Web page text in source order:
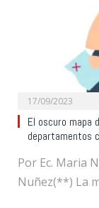
17/09/2023
El oscuro mapa
departamentos
Por Ec. Maria
Nuñez(**) La